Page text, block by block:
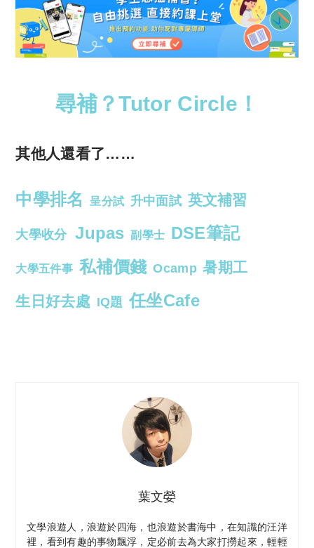
尋補？Tutor Circle！
其他人還看了……
中學排名 呈分試 升中面試 英文補習
大學收分 Jupas 副學士 DSE筆記
大學五件事 私補價錢 Ocamp 暑期工
生日好去處 IQ題 任坐Cafe
葉文嫈
文學浪遊人，浪遊於四海，也浪遊於書海中，在知識的汪洋
裡，看到有趣的事物飄浮，定必前去為大家打撈起來，輕輕